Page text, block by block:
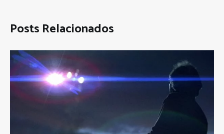
Posts Relacionados